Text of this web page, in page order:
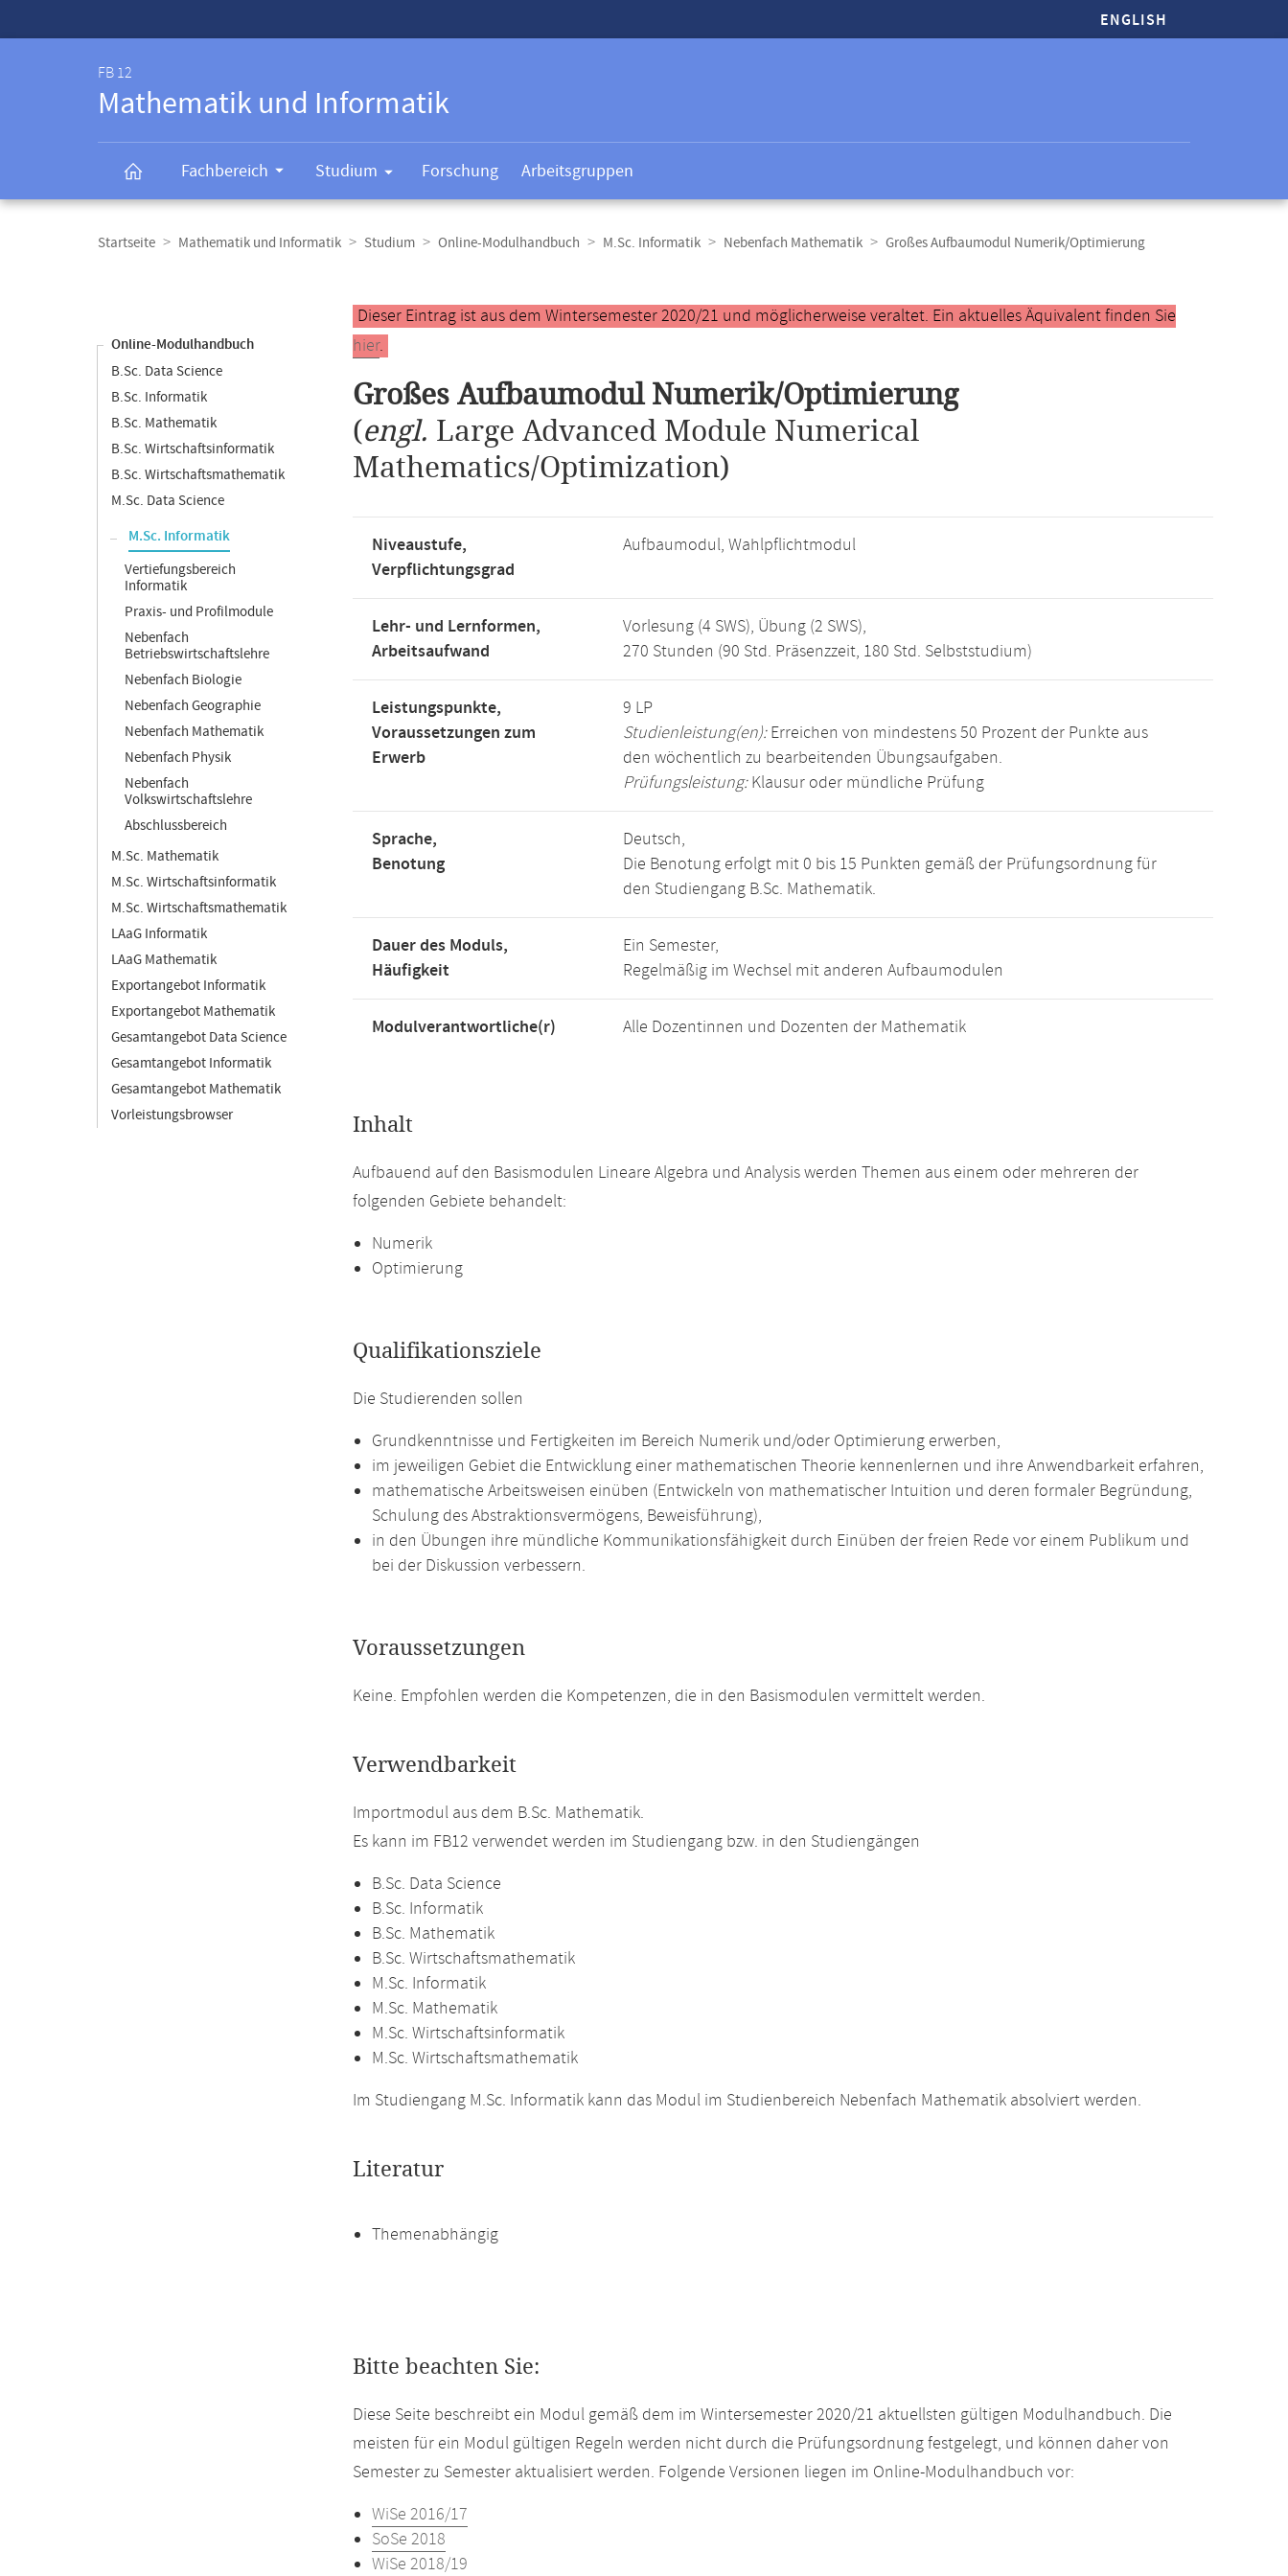
ENGLISH
FB 12
Mathematik und Informatik
Fachbereich Studium Forschung Arbeitsgruppen
Navigation
Startseite Mathematik und Informatik Studium Online-Modulhandbuch M.Sc. Informatik Nebenfach Mathematik Großes Aufbaumodul Numerik/Optimierung
Online-Modulhandbuch
B.Sc. Data Science
B.Sc. Informatik
B.Sc. Mathematik
B.Sc. Wirtschaftsinformatik
B.Sc. Wirtschaftsmathematik
M.Sc. Data Science
M.Sc. Informatik
Vertiefungsbereich
Informatik
Praxis- und Profilmodule
Nebenfach
Betriebswirtschaftslehre
Nebenfach Biologie
Nebenfach Geographie
Nebenfach Mathematik
Nebenfach Physik
Nebenfach
Volkswirtschaftslehre
Abschlussbereich
M.Sc. Mathematik
M.Sc. Wirtschaftsinformatik
M.Sc. Wirtschaftsmathematik
LAaG Informatik
LAaG Mathematik
Exportangebot Informatik
Exportangebot Mathematik
Gesamtangebot Data Science
Gesamtangebot Informatik
Gesamtangebot Mathematik
Vorleistungsbrowser
Hauptinhalt
Dieser Eintrag ist aus dem Wintersemester 2020/21 und möglicherweise veraltet. Ein aktuelles Äquivalent finden Sie
hier.
Großes Aufbaumodul Numerik/Optimierung
(engl. Large Advanced Module Numerical
Mathematics/Optimization)
Niveaustufe,
Verpflichtungsgrad
Aufbaumodul, Wahlpflichtmodul
Lehr- und Lernformen,
Arbeitsaufwand
Vorlesung (4 SWS), Übung (2 SWS),
270 Stunden (90 Std. Präsenzzeit, 180 Std. Selbststudium)
Leistungspunkte,
Voraussetzungen zum
Erwerb
9 LP
Studienleistung(en):Erreichen von mindestens 50 Prozent der Punkte aus
den wöchentlich zu bearbeitenden Übungsaufgaben.
Prüfungsleistung:Klausur oder mündliche Prüfung
Sprache,
Benotung
Deutsch,
Die Benotung erfolgt mit 0 bis 15 Punkten gemäß der Prüfungsordnung für
den Studiengang B.Sc. Mathematik.
Dauer des Moduls,
Häufigkeit
Ein Semester,
Regelmäßig im Wechsel mit anderen Aufbaumodulen
Modulverantwortliche(r) Alle Dozentinnen und Dozenten der Mathematik
Inhalt
Aufbauend auf den Basismodulen Lineare Algebra und Analysis werden Themen aus einem oder mehreren der
folgenden Gebiete behandelt:
Numerik
Optimierung
Qualifikationsziele
Die Studierenden sollen
Grundkenntnisse und Fertigkeiten im Bereich Numerik und/oder Optimierung erwerben,
im jeweiligen Gebiet die Entwicklung einer mathematischen Theorie kennenlernen und ihre Anwendbarkeit erfahren,
mathematische Arbeitsweisen einüben (Entwickeln von mathematischer Intuition und deren formaler Begründung,
Schulung des Abstraktionsvermögens, Beweisführung),
in den Übungen ihre mündliche Kommunikationsfähigkeit durch Einüben der freien Rede vor einem Publikum und
bei der Diskussion verbessern.
Voraussetzungen
Keine. Empfohlen werden die Kompetenzen, die in den Basismodulen vermittelt werden.
Verwendbarkeit
Importmodul aus dem B.Sc. Mathematik.
Es kann im FB12 verwendet werden im Studiengang bzw. in den Studiengängen
B.Sc. Data Science
B.Sc. Informatik
B.Sc. Mathematik
B.Sc. Wirtschaftsmathematik
M.Sc. Informatik
M.Sc. Mathematik
M.Sc. Wirtschaftsinformatik
M.Sc. Wirtschaftsmathematik
Im Studiengang M.Sc. Informatik kann das Modul im Studienbereich Nebenfach Mathematik absolviert werden.
Literatur
Themenabhängig
Bitte beachten Sie:
Diese Seite beschreibt ein Modul gemäß dem im Wintersemester 2020/21 aktuellsten gültigen Modulhandbuch. Die
meisten für ein Modul gültigen Regeln werden nicht durch die Prüfungsordnung festgelegt, und können daher von
Semester zu Semester aktualisiert werden. Folgende Versionen liegen im Online-Modulhandbuch vor:
WiSe 2016/17
SoSe 2018
WiSe 2018/19